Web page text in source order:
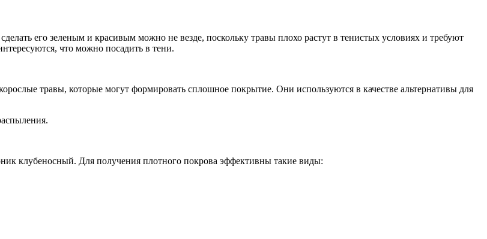
его зеленым и красивым можно не везде, поскольку травы плохо растут в тенистых условиях и требуют
что можно посадить в тени.
травы, которые могут формировать сплошное покрытие. Они используются в качестве альтернативы для
клубеносный. Для получения плотного покрова эффективны такие виды: